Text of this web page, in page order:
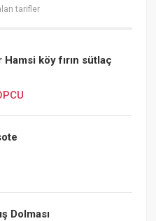
tarifler
Hamsi köy fırın sütlaç
Dolması